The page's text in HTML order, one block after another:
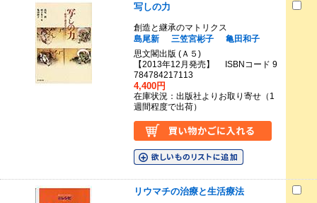
写しの力
創造と継承のマトリクス
島尾新
三笠宮彬子
亀田和子
思文閣出版 (Ａ５)
【2013年12月発売】 ISBNコード 9
784784217113
4,400円
在庫状況：出版社よりお取り寄せ（1
週間程度で出荷）
リウマチの治療と生活療法